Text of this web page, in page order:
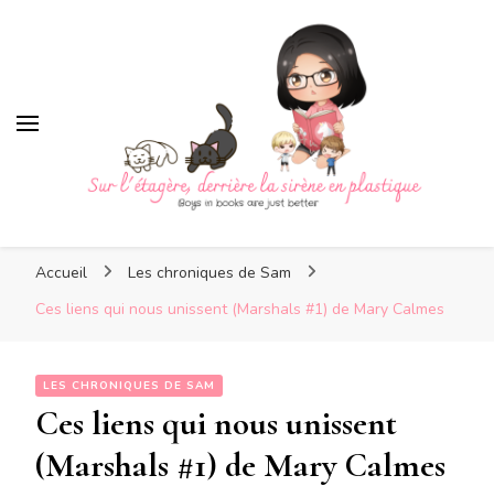
Sur l'étagère, derrière la
sirène en plastique
sirène en plastique
Accueil
Les chroniques de Sam
Ces liens qui nous unissent (Marshals #1) de Mary Calmes
LES CHRONIQUES DE SAM
Ces liens qui nous unissent
(Marshals #1) de Mary Calmes